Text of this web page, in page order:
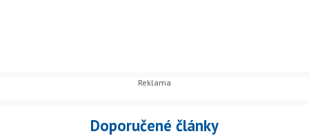
Doporučené články